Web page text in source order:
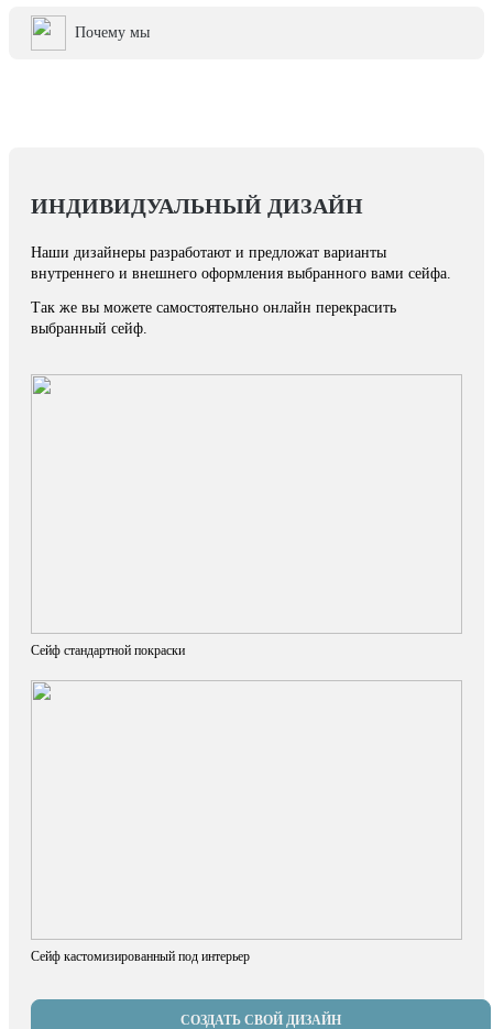
Почему мы
ИНДИВИДУАЛЬНЫЙ ДИЗАЙН
Наши дизайнеры разработают и предложат варианты
внутреннего и внешнего оформления выбранного вами сейфа.
Так же вы можете самостоятельно онлайн перекрасить
выбранный сейф.
Сейф стандартной покраски
Сейф кастомизированный под интерьер
СОЗДАТЬ СВОЙ ДИЗАЙН